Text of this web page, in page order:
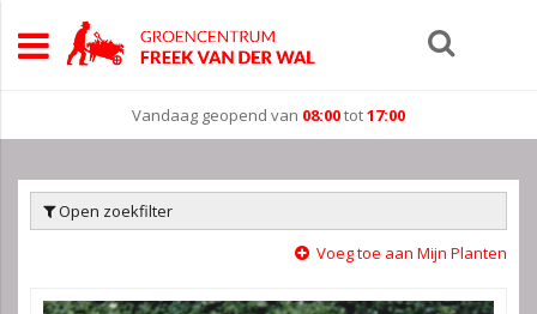
Vandaag geopend van 08:00tot17:00
Open zoekfilter
Voeg toe aan Mijn Planten